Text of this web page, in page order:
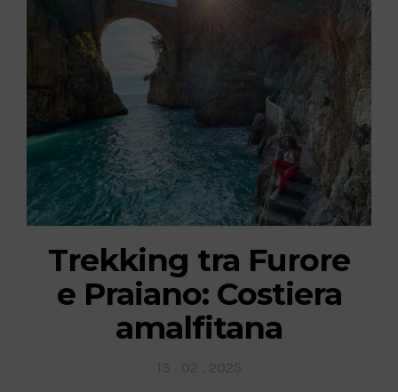
Trekking tra Furore
e Praiano: Costiera
amalfitana